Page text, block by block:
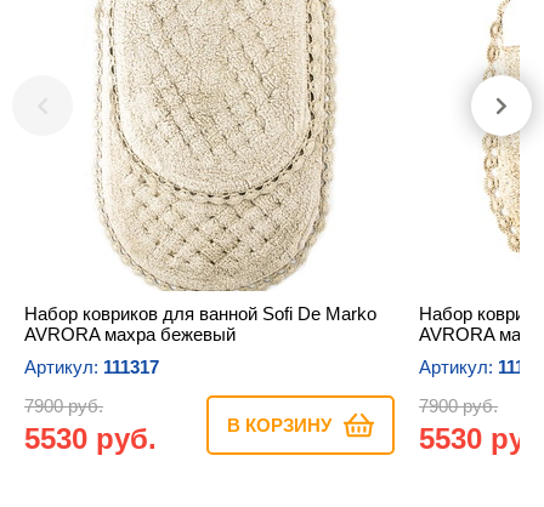
Набор ковриков для ванной Sofi De Marko
AVRORA махра бежевый
Артикул: 111317
7900 руб.
5530 руб. В КОРЗИНУ
Набор
AVRORA
Артикул:
7900 руб.
5530